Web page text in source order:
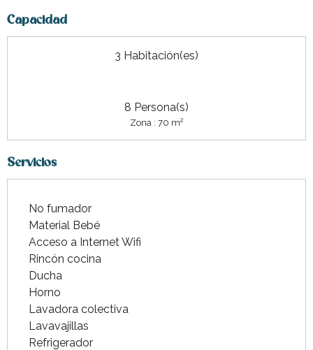
Capacidad
3 Habitación(es)
8 Persona(s)
Zona : 70 m2
Servicios
No fumador
Material Bebé
Acceso a Internet Wifi
Rincón cocina
Ducha
Horno
Lavadora colectiva
Lavavajillas
Refrigerador